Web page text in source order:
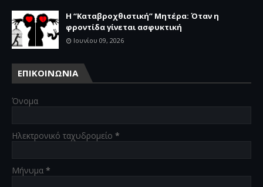
Η “Καταβροχθιστική” Mητέρα: Όταν η
φροντίδα γίνεται ασφυκτική
Ιουνίου 09, 2026
ΕΠΙΚΟΙΝΩΝΙΑ
Όνομα
Ηλεκτρονικό ταχυδρομείο *
Μήνυμα *